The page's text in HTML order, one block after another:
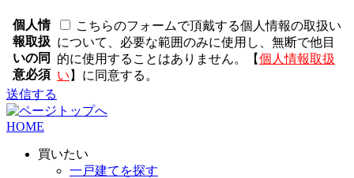
個人情
報取扱
いの同
意必須
こちらのフォームで頂戴する個人情報の取扱い
について、必要な範囲のみに使用し、無断で他目
的に使用することはありません。【個人情報取扱
い 】に同意する。
送信する
HOME
買いたい
一戸建てを探す